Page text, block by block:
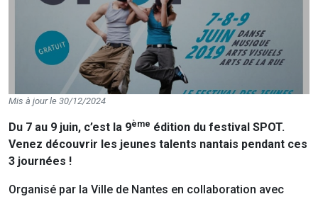
Mis à jour le 30/12/2024
Du 7 au 9 juin, c’est la 9ème édition du festival SPOT.
Venez découvrir les jeunes talents nantais pendant ces
3 journées !
Organisé par la Ville de Nantes en collaboration avec